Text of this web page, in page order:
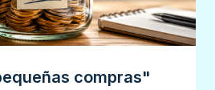
compras"